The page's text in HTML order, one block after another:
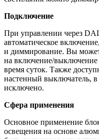
Подключение
При управлении через
автоматическое
и диммирование. Вы
на включение/
время суток. Также
настенный выключатель,
исключено.
Сфера применения
Основное применение
освещения на основе